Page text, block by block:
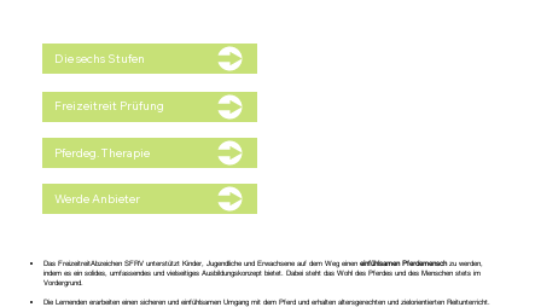
Die sechs Stufen
Freizeitreit Prüfung
Pferdeg. Therapie
Werde Anbieter
Das FreizeitreitAbzeichen SFRV unterstützt Kinder, Jugendliche und Erwachsene auf dem Weg einen einfühlsamen Pferdemenschzu werden,
indem es ein solides, umfassendes und vielseitiges Ausbildungskonzept bietet. Dabei steht das Wohl des Pferdes und des Menschen stets im
Vordergrund.
Die Lernenden erarbeiten einen sicheren und einfühlsamen Umgang mit dem Pferd und erhalten altersgerechten und zielorientierten Reitunterricht.